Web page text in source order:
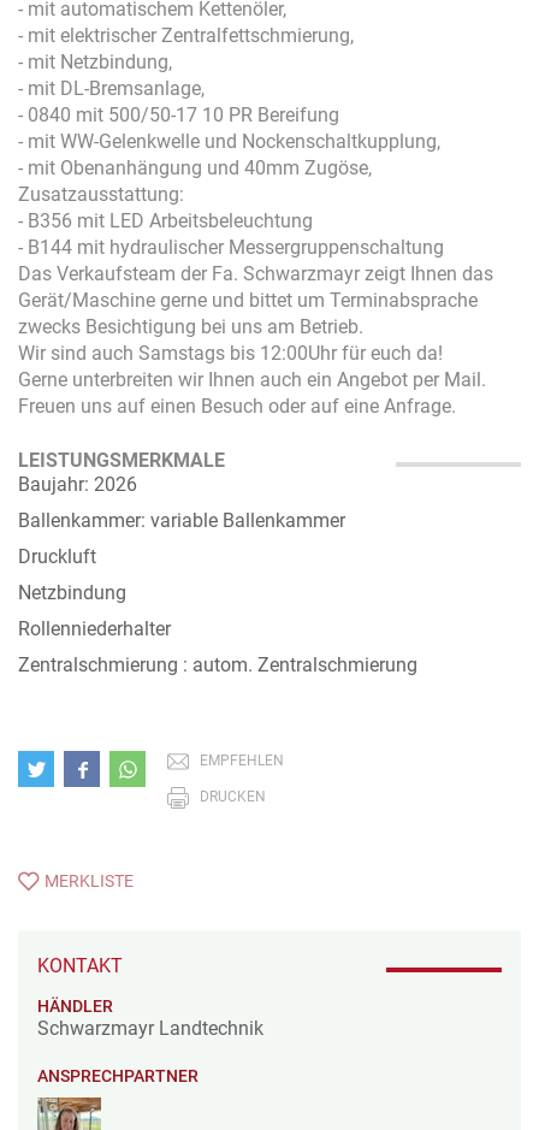
- mit automatischem Kettenöler,
- mit elektrischer Zentralfettschmierung,
- mit Netzbindung,
- mit DL-Bremsanlage,
- 0840 mit 500/50-17 10 PR Bereifung
- mit WW-Gelenkwelle und Nockenschaltkupplung,
- mit Obenanhängung und 40mm Zugöse,
Zusatzausstattung:
- B356 mit LED Arbeitsbeleuchtung
- B144 mit hydraulischer Messergruppenschaltung
Das Verkaufsteam der Fa. Schwarzmayr zeigt Ihnen das
Gerät/Maschine gerne und bittet um Terminabsprache
zwecks Besichtigung bei uns am Betrieb.
Wir sind auch Samstags bis 12:00Uhr für euch da!
Gerne unterbreiten wir Ihnen auch ein Angebot per Mail.
Freuen uns auf einen Besuch oder auf eine Anfrage.
LEISTUNGSMERKMALE
Baujahr: 2026
Ballenkammer: variable Ballenkammer
Druckluft
Netzbindung
Rollenniederhalter
Zentralschmierung : autom. Zentralschmierung
EMPFEHLEN
DRUCKEN
MERKLISTE
KONTAKT
HÄNDLER
Schwarzmayr Landtechnik
ANSPRECHPARTNER